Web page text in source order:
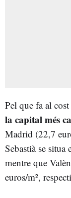
Pel que fa al
la capital més
Madrid (22,7
Sebastià se
mentre que
euros/m²,